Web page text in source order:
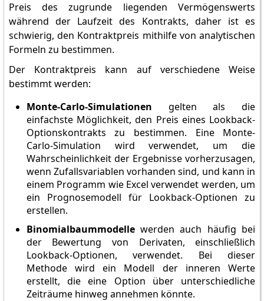
Preis des zugrunde liegenden Vermögenswerts
während der Laufzeit des Kontrakts, daher ist es
schwierig, den Kontraktpreis mithilfe von analytischen
Formeln zu bestimmen.
Der Kontraktpreis kann auf verschiedene Weise
bestimmt werden:
Monte-Carlo-Simulationen gelten als die
einfachste Möglichkeit, den Preis eines Lookback-
Optionskontrakts zu bestimmen. Eine Monte-
Carlo-Simulation wird verwendet, um die
Wahrscheinlichkeit der Ergebnisse vorherzusagen,
wenn Zufallsvariablen vorhanden sind, und kann in
einem Programm wie Excel verwendet werden, um
ein Prognosemodell für Lookback-Optionen zu
erstellen.
Binomialbaummodellewerden auch häufig bei
der Bewertung von Derivaten, einschließlich
Lookback-Optionen, verwendet. Bei dieser
Methode wird ein Modell der inneren Werte
erstellt, die eine Option über unterschiedliche
Zeiträume hinweg annehmen könnte.